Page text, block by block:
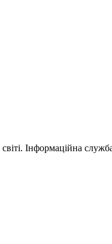
Інформаційна